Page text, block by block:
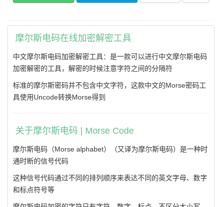
摩尔斯电码在线加密解密工具
中文摩尔斯电码加密解密工具：是一款可以进行中文摩尔斯电码
加密解密的工具，解密的时候注意字符之间的分隔符
标准的摩尔斯密码并不包含中文字符，这款中文的Morse密码工
具使用Uncode转换Morse得到
关于摩尔斯电码 | Morse Code
摩尔斯电码（Morse alphabet）（又译为摩尔斯电码）是一种时
通时断的信号代码
这种信号代码通过不同的排列顺序来表达不同的英文字母、数字
和标点符号等